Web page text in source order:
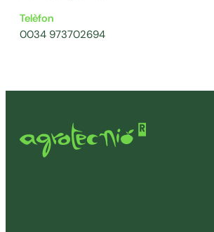
Telèfon
0034 973702694